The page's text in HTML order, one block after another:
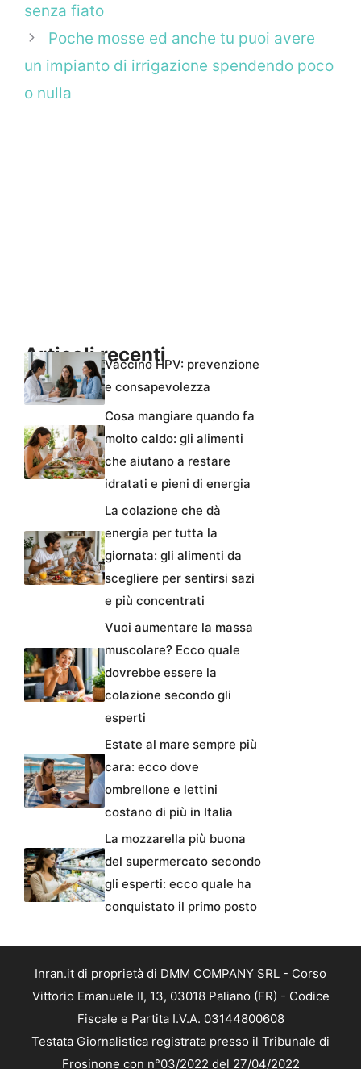
senza fiato
Poche mosse ed anche tu puoi avere
un impianto di irrigazione spendendo poco
o nulla
Articoli recentiVaccino HPV: prevenzione
e consapevolezza
Cosa mangiare quando fa
molto caldo: gli alimenti
che aiutano a restare
idratati e pieni di energia
La colazione che dà
energia per tutta la
giornata: gli alimenti da
scegliere per sentirsi sazi
e più concentrati
Vuoi aumentare la massa
muscolare? Ecco quale
dovrebbe essere la
colazione secondo gli
esperti
Estate al mare sempre più
cara: ecco dove
ombrellone e lettini
costano di più in Italia
La mozzarella più buona
del supermercato secondo
gli esperti: ecco quale ha
conquistato il primo posto
Inran.it di proprietà di DMM COMPANY SRL - Corso
Vittorio Emanuele II, 13, 03018 Paliano (FR) - Codice
Fiscale e Partita I.V.A. 03144800608
Testata Giornalistica registrata presso il Tribunale di
Frosinone con n°03/2022 del 27/04/2022